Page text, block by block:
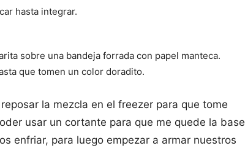
hasta integrar.
sobre una bandeja forrada con papel manteca.
que tomen un color doradito.
la mezcla en el freezer para que tome
usar un cortante para que me quede la base
enfriar, para luego empezar a armar nuestros